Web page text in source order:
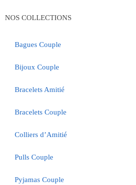
NOS COLLECTIONS
Bagues Couple
Bijoux Couple
Bracelets Amitié
Bracelets Couple
Colliers d’Amitié
Pulls Couple
Pyjamas Couple